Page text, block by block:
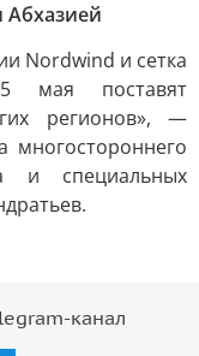
Nordwind и сетка
мая поставят
регионов», —
многостороннего
и специальных
канал